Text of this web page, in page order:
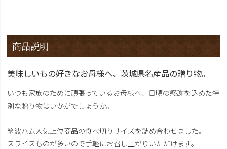
商品説明
美味しいもの好きなお母様へ、茨城県名産品の贈り物。
いつも家族のために頑張っているお母様へ、日頃の感謝を込めた特
別な贈り物はいかがでしょうか。
筑波ハム人気上位商品の食べ切りサイズを詰め合わせました。
スライスものが多いので手軽にお召し上がりいただけます。